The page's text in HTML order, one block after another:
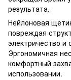
результата.
Нейлоновая
повреждая
электричество и
Эргономичная
комфортный
использовании.